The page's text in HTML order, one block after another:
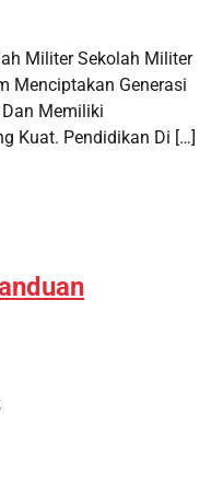
Militer Sekolah Militer
Menciptakan Generasi
Memiliki
Kuat. Pendidikan Di […]